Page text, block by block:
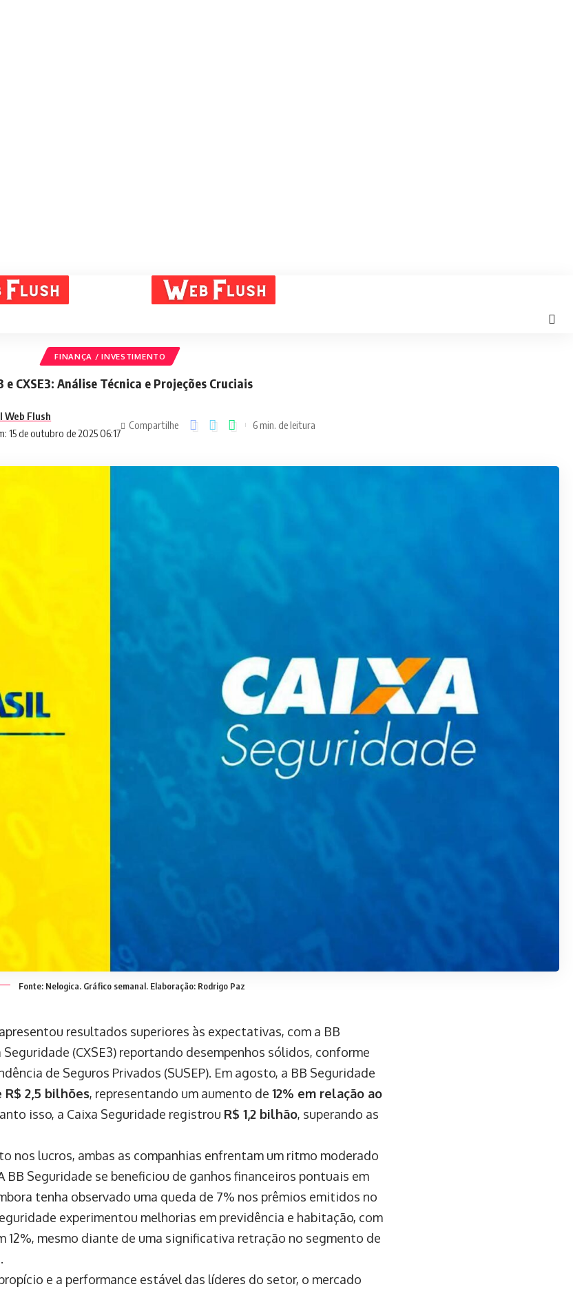
FINANÇA / INVESTIMENTO
e CXSE3: Análise Técnica e Projeções Cruciais
15 de outubro de 2025 06:17
Web Flush
Compartilhe 6 min. de leitura
Fonte: Nelogica. Gráfico semanal. Elaboração: Rodrigo Paz
resultados superiores às expectativas, com a BB
Seguridade (CXSE3) reportando desempenhos sólidos, conforme
de Seguros Privados (SUSEP). Em agosto, a BB Seguridade
2,5 bilhões, representando um aumento de 12% em relação ao
isso, a Caixa Seguridade registrou R$ 1,2 bilhão, superando as
nos lucros, ambas as companhias enfrentam um ritmo moderado
BB Seguridade se beneficiou de ganhos financeiros pontuais em
tenha observado uma queda de 7% nos prêmios emitidos no
experimentou melhorias em previdência e habitação, com
12%, mesmo diante de uma significativa retração no segmento de
.
e a performance estável das líderes do setor, o mercado